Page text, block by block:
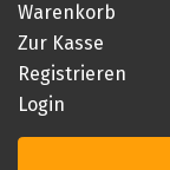
Warenkorb
Zur Kasse
Registrieren
Login